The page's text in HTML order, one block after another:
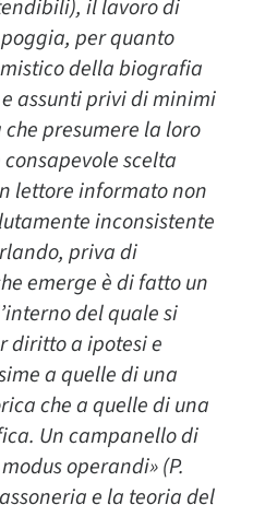
il lavoro di
per quanto
della biografia
assunti privi di minimi
presumere la loro
scelta
lettore informato non
inconsistente
priva di
emerge è di fatto un
del quale si
diritto a ipotesi e
a quelle di una
che a quelle di una
Un campanello di
operandi» (P.
e la teoria del